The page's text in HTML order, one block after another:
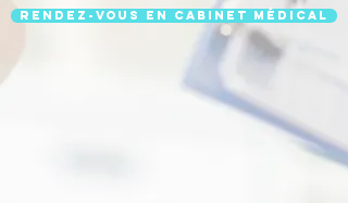
rendez-vous en Cabinet médical